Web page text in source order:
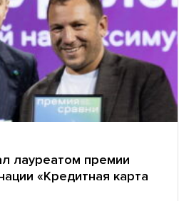
лауреатом премии
«Кредитная карта